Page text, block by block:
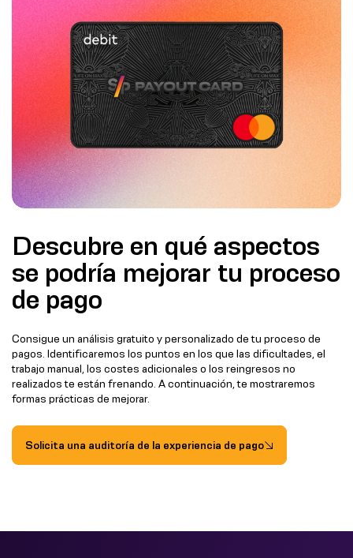
Descubre en qué aspectos
se podría mejorar tu proceso
de pago
Consigue un análisis gratuito y personalizado de tu proceso de
pagos. Identificaremos los puntos en los que las dificultades, el
trabajo manual, los costes adicionales o los reingresos no
realizados te están frenando. A continuación, te mostraremos
formas prácticas de mejorar.
Solicita una auditoría de la experiencia de pago